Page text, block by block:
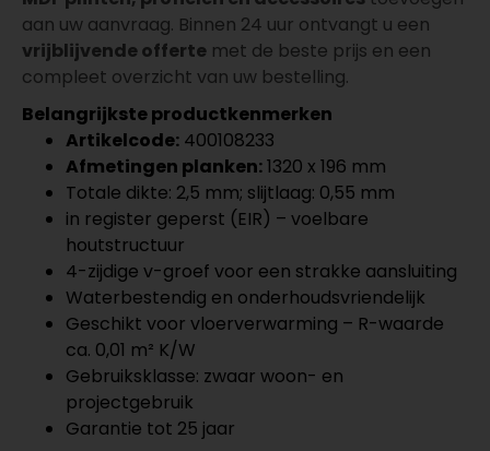
aan uw aanvraag. Binnen 24 uur ontvangt u een
vrijblijvende offerte met de beste prijs en een
compleet overzicht van uw bestelling.
Belangrijkste productkenmerken
Artikelcode: 400108233
Afmetingen planken:1320 x 196 mm
Totale dikte: 2,5 mm; slijtlaag: 0,55 mm
in register geperst (EIR) – voelbare
houtstructuur
4-zijdige v-groef voor een strakke aansluiting
Waterbestendig en onderhoudsvriendelijk
Geschikt voor vloerverwarming – R-waarde
ca. 0,01 m² K/W
Gebruiksklasse: zwaar woon- en
projectgebruik
Garantie tot 25 jaar